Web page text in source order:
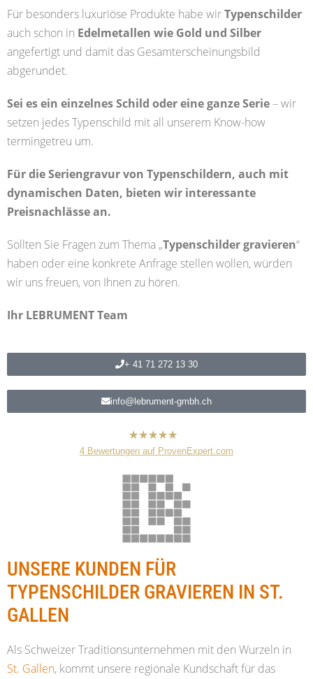
Für besonders luxuriöse Produkte habe wirTypenschilder
auch schon in Edelmetallen wie Gold und Silber
angefertigt und damit das Gesamterscheinungsbild
abgerundet.
Sei es ein einzelnes Schild oder eine ganze Serie– wir
setzen jedes Typenschild mit all unserem Know-how
termingetreu um.
Für die Seriengravur von Typenschildern, auch mit
dynamischen Daten, bieten wir interessante
Preisnachlässe an.
Sollten Sie Fragen zum Thema „Typenschilder gravieren“
haben oder eine konkrete Anfrage stellen wollen, würden
wir uns freuen, von Ihnen zu hören.
Ihr LEBRUMENT Team
+ 41 71 272 13 30
info@lebrument-gmbh.ch
stempel-beschriftungen.ch
SPEZIALIST FÃœR STEMPEL
ART IN DER SCHWEIZ.
hat5,00
von5
4 Bewertungen auf ProvenExpert.com
UNSERE KUNDEN FÜR
TYPENSCHILDER GRAVIEREN IN ST.
GALLEN
Als Schweizer Traditionsunternehmen mit den Wurzeln in
St. Gallen, kommt unsere regionale Kundschaft für das